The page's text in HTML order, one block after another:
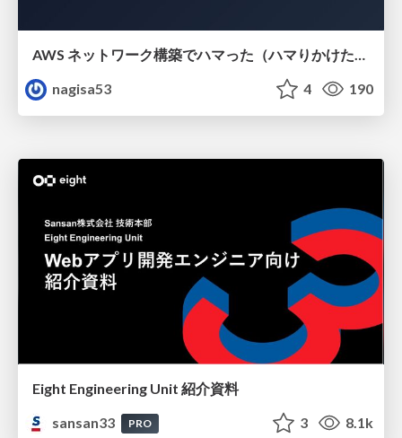
nagisa53
4 190
Eight Engineering Unit 紹介資料
sansan33
PRO 3 8.1k